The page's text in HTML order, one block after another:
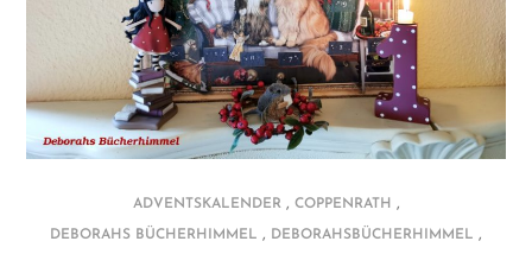
ADVENTSKALENDER, COPPENRATH ,
DEBORAHS BÜCHERHIMMEL , DEBORAHSBÜCHERHIMMEL ,